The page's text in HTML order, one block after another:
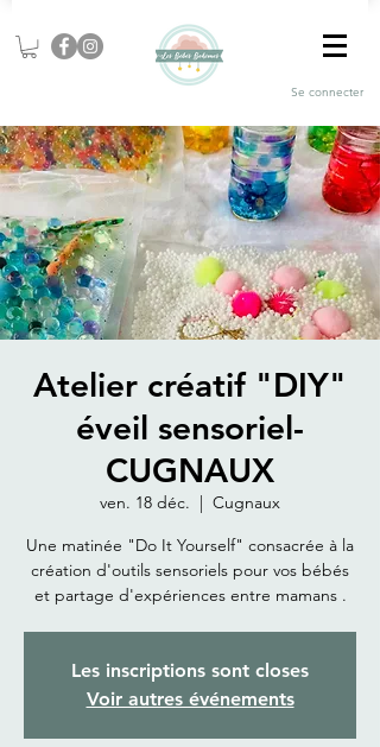
Se connecter
Atelier créatif "DIY"
éveil sensoriel-
CUGNAUX
ven. 18 déc.
  |
Cugnaux
Une matinée "Do It Yourself" consacrée à la
création d'outils sensoriels pour vos bébés
et partage d'expériences entre mamans .
Les inscriptions sont closes
Voir autres événements